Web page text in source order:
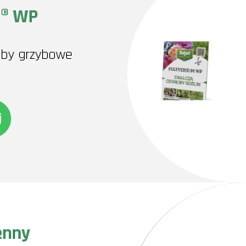
WP
grzybowe